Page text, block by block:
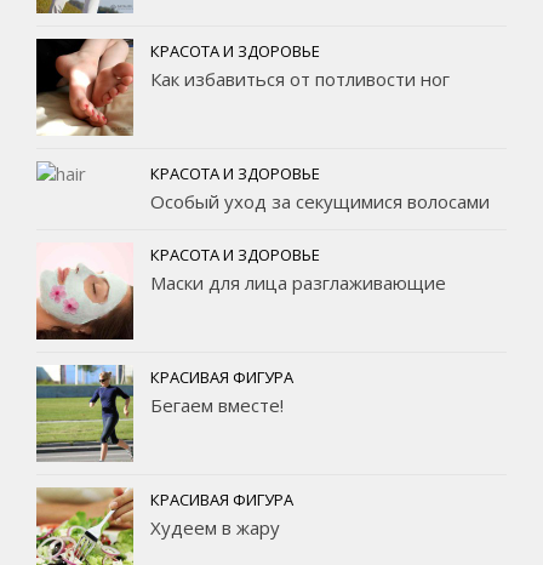
КРАСОТА И ЗДОРОВЬЕ
Как избавиться от потливости ног
КРАСОТА И ЗДОРОВЬЕ
Особый уход за секущимися волосами
КРАСОТА И ЗДОРОВЬЕ
Маски для лица разглаживающие
КРАСИВАЯ ФИГУРА
Бегаем вместе!
КРАСИВАЯ ФИГУРА
Худеем в жару